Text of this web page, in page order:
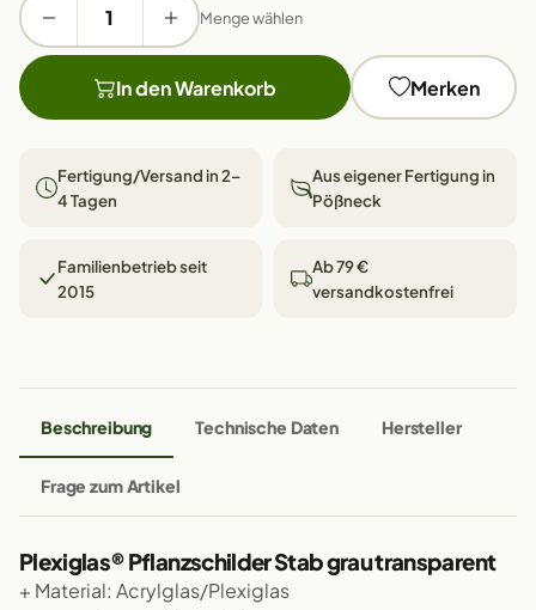
Menge wählen
In den Warenkorb Merken
Fertigung/Versand in 2–
4 Tagen
Aus eigener Fertigung in
Pößneck
Familienbetrieb seit
2015
Ab 79 €
versandkostenfrei
Beschreibung Technische Daten Hersteller
Frage zum Artikel
Plexiglas® Pflanzschilder Stab grau transparent
+ Material: Acrylglas/Plexiglas